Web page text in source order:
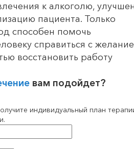
к алкоголю,
пациента. Только
способен помочь
справиться с
восстановить работу
вам подойдет?
индивидуальный план